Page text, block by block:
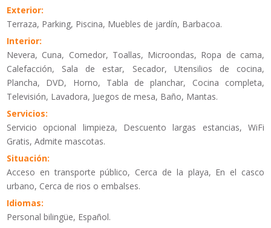
Exterior:
Terraza, Parking, Piscina, Muebles de jardín, Barbacoa.
Interior:
Nevera, Cuna, Comedor, Toallas, Microondas, Ropa de cama,
Calefacción, Sala de estar, Secador, Utensilios de cocina,
Plancha, DVD, Horno, Tabla de planchar, Cocina completa,
Televisión, Lavadora, Juegos de mesa, Baño, Mantas.
Servicios:
Servicio opcional limpieza, Descuento largas estancias, WiFi
Gratis, Admite mascotas.
Situación:
Acceso en transporte público, Cerca de la playa, En el casco
urbano, Cerca de rios o embalses.
Idiomas:
Personal bilingüe, Español.